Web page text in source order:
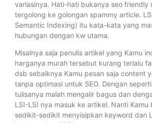
variasinya. Hati-hati bukanya seo friendly
tergolong ke golongan spammy article.
Semantic Indexing) itu kata-kata yang
hubungan dengan kw utama.
Misalnya saja penulis artikel yang Kamu
harganya murah tersebut kurang terlalu
dsb sebaiknya Kamu pesan saja content
tanpa optimasi untuk SEO. Dengan
tulisanya malah mengalir bagus dan
LSI-LSI nya masuk ke artikel. Nanti Kamu
sedikit-sedikit menyisipkan keyword dan